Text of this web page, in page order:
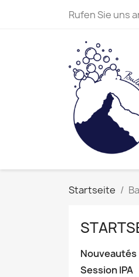
Rufen Sie uns
Startseite
Nouveautés
Session IPA